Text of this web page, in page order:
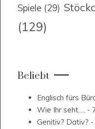
Spiele (29)
(129)
Beliebt
Englisch fürs
Wie Ihr seht…. -
Genitiv? Dativ?